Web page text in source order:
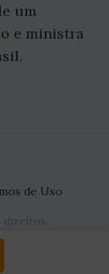
um
e ministra
de Uso
direitos